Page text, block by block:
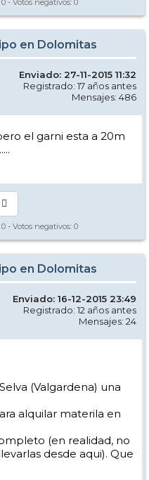
0 - Votos negativos: 0
en Dolomitas
Enviado: 27-11-2015 11:32
Registrado: 17 años antes
Mensajes: 486
el garni esta a 20m
0 - Votos negativos: 0
en Dolomitas
Enviado: 16-12-2015 23:49
Registrado: 12 años antes
Mensajes: 24
(Valgardena) una
alquilar materila en
(en realidad, no
desde aqui). Que